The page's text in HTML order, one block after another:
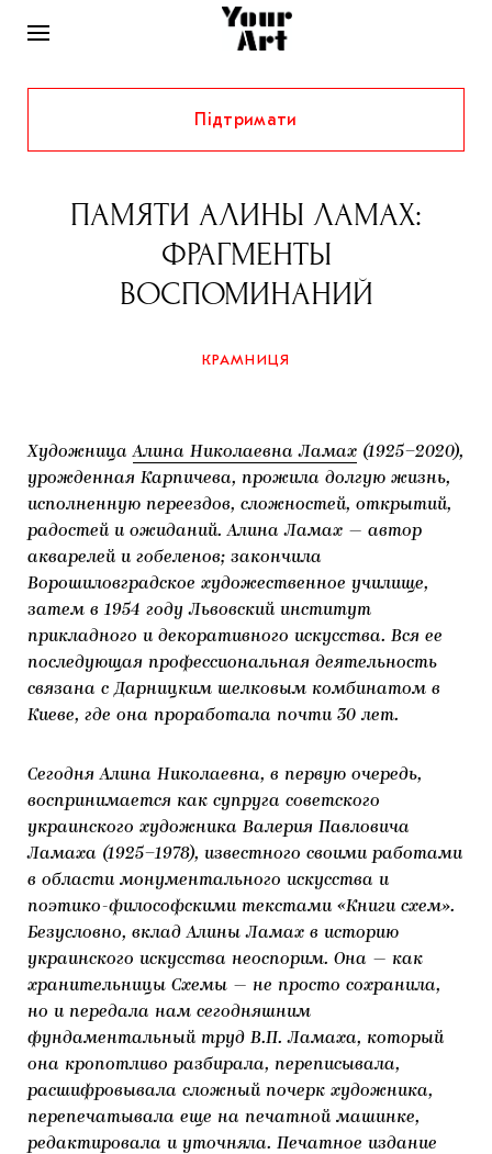
НОВИНИ
ІНТЕРВ’Ю
ХУДОЖНИКИ
КУРАТОРИ
РІДНИЙ КРАЙ
ФЕСТИВАЛІ
КОЛЕКЦІЇ
ГАЛЕРЕЇ
АРТЦЕНТРИ
СТАТТІ
КОНСПЕКТИ
КНИЖКИ І ЖУРНАЛИ
ЗАПАЛЕННЯ
ЯК ПІДТРИМУВАТИ УКРАЇНСЬКЕ МИСТЕЦТВО
МАРІУПОЛЬСЬКІ МАРГІНАЛІЇ
CARPATHIAN CULT ПРО РІЗДВЯНІ СВЯТА
КРАМНИЦЯ
Підтримати
ПАМЯТИ АЛИНЫ ЛАМАХ:
ФРАГМЕНТЫ
ВОСПОМИНАНИЙ
КРАМНИЦЯ
ХудожницаАлина Николаевна Ламах (1925–2020),
урожденная Карпичева, прожила долгую жизнь,
исполненную переездов, сложностей, открытий,
радостей и ожиданий. Алина Ламах — автор
акварелей и гобеленов; закончила
Ворошиловградское художественное училище,
затем в 1954 году Львовский институт
прикладного и декоративного искусства. Вся ее
последующая профессиональная деятельность
связана с Дарницким шелковым комбинатом в
Киеве, где она проработала почти 30 лет.
Сегодня Алина Николаевна, в первую очередь,
воспринимается как супруга советского
украинского художника Валерия Павловича
Ламаха (1925–1978), известного своими работами
в области монументального искусства и
поэтико-философскими текстами «Книги схем».
Безусловно, вклад Алины Ламах в историю
украинского искусства неоспорим. Она — как
хранительницы Схемы — не просто сохранила,
но и передала нам сегодняшним
фундаментальный труд В.П. Ламаха, который
она кропотливо разбирала, переписывала,
расшифровывала сложный почерк художника,
перепечатывала еще на печатной машинке,
редактировала и уточняла. Печатное издание